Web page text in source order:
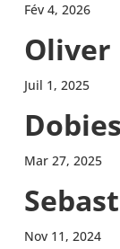
Fév 4, 2026
Oliver
Juil 1, 2025
Mar 27, 2025
Nov 11, 2024